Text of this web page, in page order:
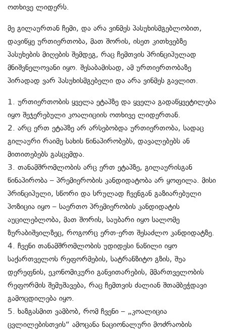
ოთხივე ლიდერს.
მე გილაურთან ჩემი, და არა ვინმეს პასუხისმგებლობით,
დავიწყე ურთიერთობა, მათ შორის, ისეთ კითხვებზე
პასუხების მიღების შემდეგ, რაც ჩემთვის პრინციპულად
მნიშვნელოვანი იყო. შესაბამისად, ამ ურთიერთობაზე
პირადად ვარ პასუხისმგებელი და არა ვინმეს გავლით.
1. ურთიერთობის ყველა ეტაპზე და ყველა გადაწყვეტილება
იყო შეჯერებული კოალიციის ოთხივე ლიდერთან.
2. არც ერთ ეტაპზე არ არსებობდა ურთიერთობა, სადაც
გილაური რაიმე სახის წინაპირობებს, დავალებებს ან
მითითებებს გასცემდა.
3. თანამშრომლობის არც ერთ ეტაპზე, გილაურისგან
წინაპირობა – პრემიერობის კანდიდატობა არ ყოფილა. მისი
პრინციპული, სწორი და სრულად ჩვენგან გაზიარებული
პოზიცია იყო – საერთო პრემიერობის კანდიდატის
აუცილებლობა, მათ შორის, საუბარი იყო სალომე
ზურაბიშვილზეც, როგორც ერთ-ერთ შესაძლო კანდიდატზე.
4. ჩვენი თანამშრომლობის უდიდესი ნაწილი იყო
საქართველოს რეფორმების, სატრანზიტო გზის, შუა
დერეფნის, ეკონომიკური განვითარების, მმართველობის
რეფორმის შემუშავება, რაც ჩემთვის ძალიან შთამბეჭდავი
გამოცდილება იყო.
5. ხაზგასმით ვამბობ, რომ ჩვენი – „კოალიცია
ცვლილებისთვის“ ამოცანა ნაციონალური მოძრაობის